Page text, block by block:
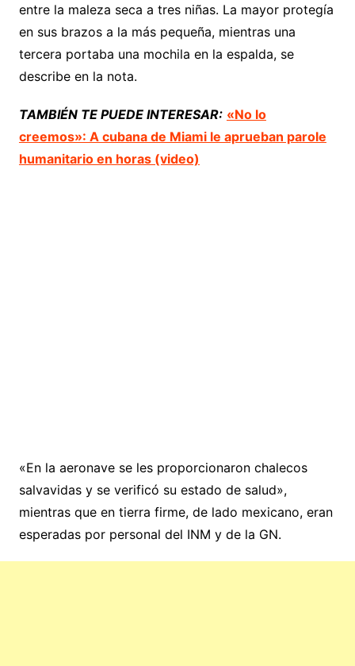
entre la maleza seca a tres niñas. La mayor protegía
en sus brazos a la más pequeña, mientras una
tercera portaba una mochila en la espalda, se
describe en la nota.
TAMBIÉN TE PUEDE INTERESAR: «No lo
creemos»: A cubana de Miami le aprueban parole
humanitario en horas (video)
«En la aeronave se les proporcionaron chalecos
salvavidas y se verificó su estado de salud»,
mientras que en tierra firme, de lado mexicano, eran
esperadas por personal del INM y de la GN.